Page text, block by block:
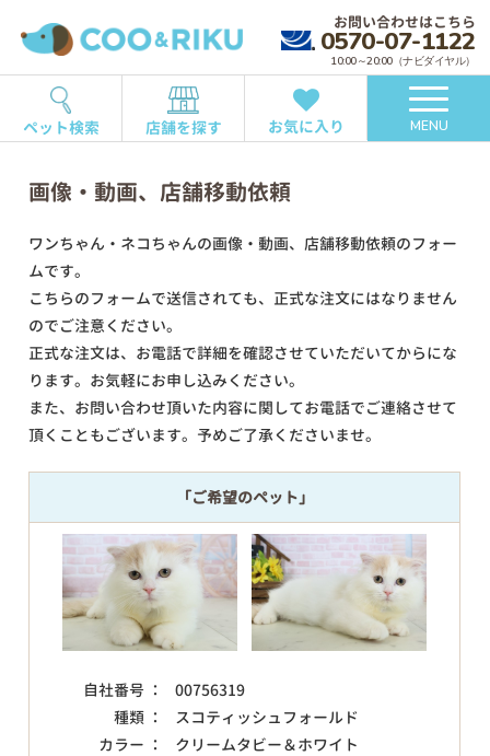
お問い合わせはこちら
0570-07-1122
10:00～20:00（ナビダイヤル）
ペット検索 店舗を探す お気に入り MENU
画像・動画、店舗移動依頼
ワンちゃん・ネコちゃんの画像・動画、店舗移動依頼のフォー
ムです。
こちらのフォームで送信されても、正式な注文にはなりません
のでご注意ください。
正式な注文は、お電話で詳細を確認させていただいてからにな
ります。お気軽にお申し込みください。
また、お問い合わせ頂いた内容に関してお電話でご連絡させて
頂くこともございます。予めご了承くださいませ。
「ご希望のペット」
自社番号 ：
00756319
種類 ：
スコティッシュフォールド
カラー ：
クリームタビー＆ホワイト